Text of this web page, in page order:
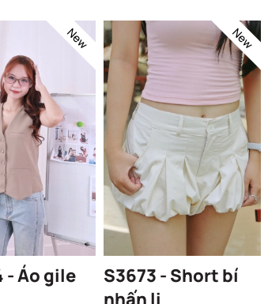
New
- Áo gile
New
S3673 - Short bí
nhấn li